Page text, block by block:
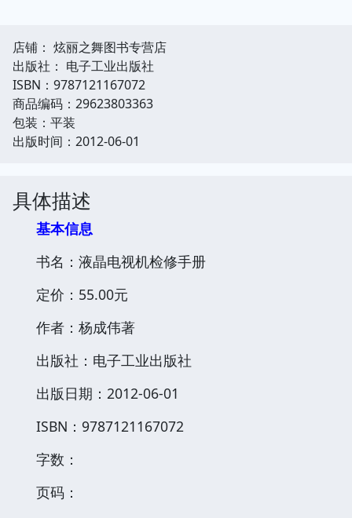
店铺： 炫丽之舞图书专营店
出版社： 电子工业出版社
ISBN：9787121167072
商品编码：29623803363
包装：平装
出版时间：2012-06-01
具体描述
基本信息
书名：液晶电视机检修手册
定价：55.00元
作者：杨成伟著
出版社：电子工业出版社
出版日期：2012-06-01
ISBN：9787121167072
字数：
页码：